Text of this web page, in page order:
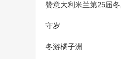
赞意大利米兰第25届
守岁
冬游橘子洲